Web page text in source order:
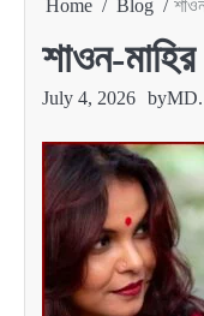
Home Blog
শাওন-
July 4, 2026 by